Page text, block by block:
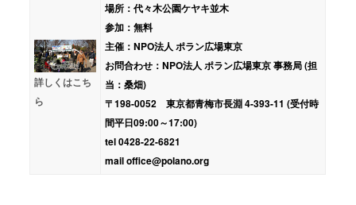
詳しくはこち
ら
場所：代々木公園ケヤキ並木
参加：無料
主催：NPO法人 ポラン広場東京
お問合わせ：NPO法人 ポラン広場東京 事務局 (担
当：桑畑)
〒198-0052 東京都青梅市長淵 4-393-11 (受付時
間平日09:00～17:00)
tel 0428-22-6821
mail office@polano.org